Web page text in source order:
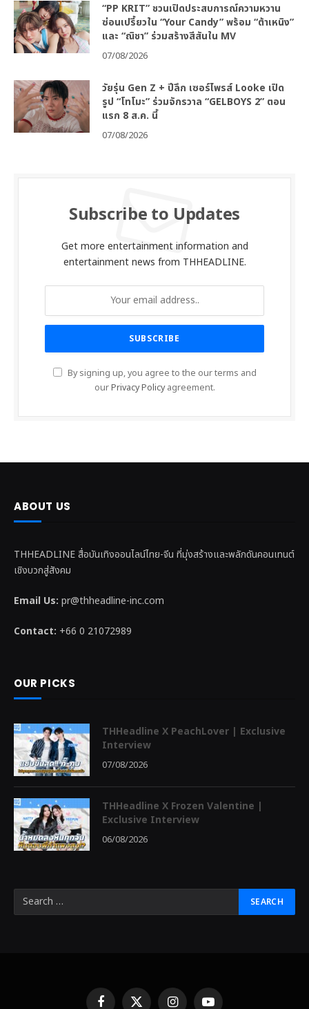
“PP KRIT” ชวนเปิดประสบการณ์ความหวาน
ซ่อนเปรี้ยวใน “Your Candy” พร้อม “ต้าเหนิง”
และ “ณิชา” ร่วมสร้างสีสันใน MV
07/08/2026
วัยรุ่น Gen Z + ปีลึก เซอร์ไพรส์ Looke เปิด
รูป “โทโมะ” ร่วมจักรวาล “GELBOYS 2” ตอน
แรก 8 ส.ค. นี้
07/08/2026
Subscribe to Updates
Get more entertainment information and
entertainment news from THHEADLINE.
By signing up, you agree to the our terms and
ourPrivacy Policyagreement.
ABOUT US
THHEADLINE สื่อบันเทิงออนไลน์ไทย-จีน ที่มุ่งสร้างและพลักดันคอนเทนต์
เชิงบวกสู่สังคม
Email Us: pr@thheadline-inc.com
Contact: +66 0 21072989
OUR PICKS
THHeadline X PeachLover | Exclusive
Interview
07/08/2026
THHeadline X Frozen Valentine |
Exclusive Interview
06/08/2026